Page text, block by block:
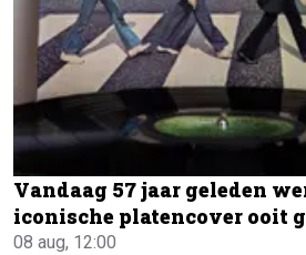
Vandaag 57 jaar geleden
iconische platencover ooit
08 aug, 12:00